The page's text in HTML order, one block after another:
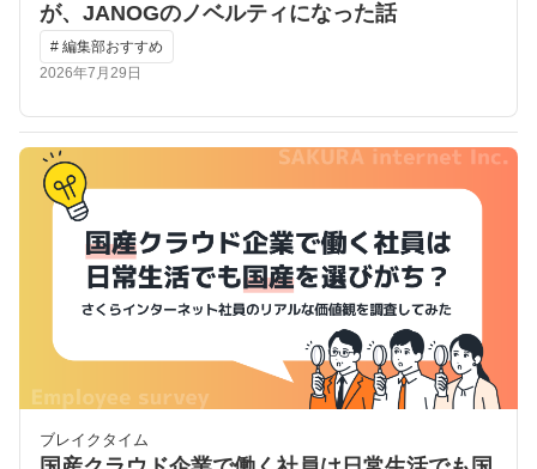
が、JANOGのノベルティになった話
# 編集部おすすめ
2026年7月29日
ブレイクタイム